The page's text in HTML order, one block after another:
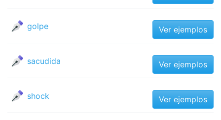
golpe Ver ejemplos
sacudida Ver ejemplos
shock Ver ejemplos